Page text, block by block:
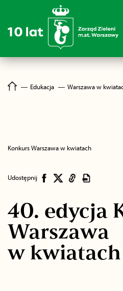
― Edukacja ― Warszawa w
Konkurs Warszawa w kwiatach
Udostępnij
40. edycja
Warszawa
w kwiatach